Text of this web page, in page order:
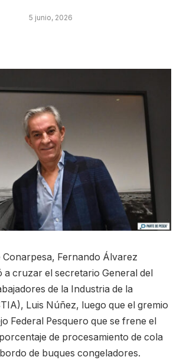
5 junio, 2026
Conarpesa, Fernando Álvarez
a cruzar el secretario General del
de la Industria de la
Luis Núñez, luego que el gremio
Federal Pesquero que se frene el
de procesamiento de cola
de buques congeladores.